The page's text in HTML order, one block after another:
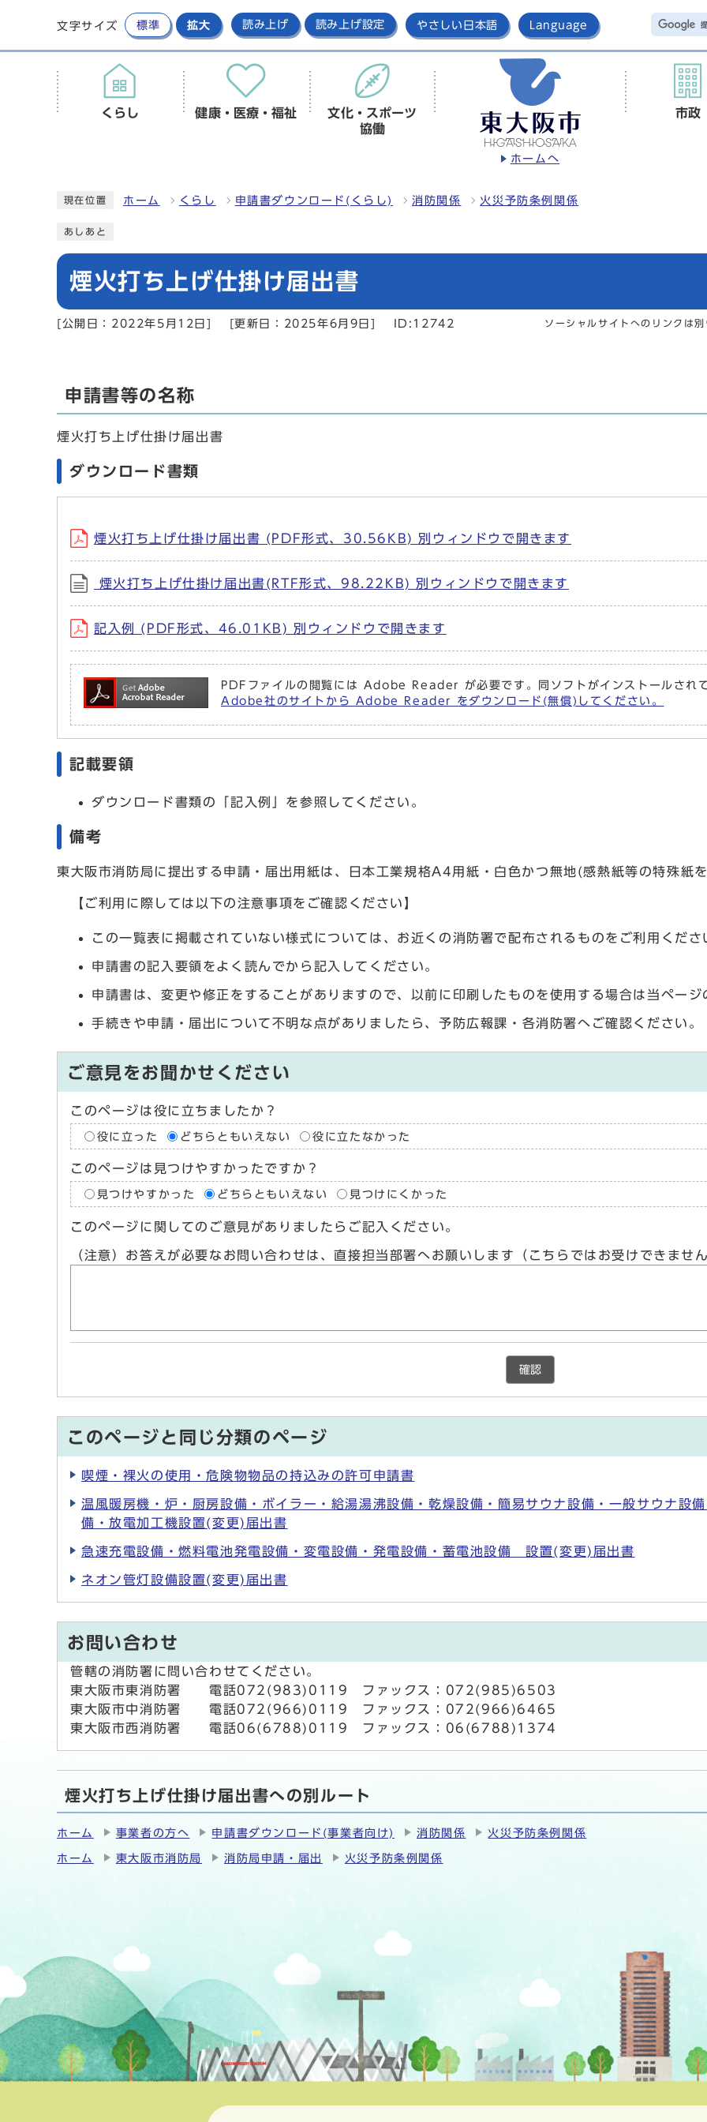
文字サイズ 標準 拡大 読み上げ 読み上げ設定 やさしい日本語 Language
ホームへ
くらし 健康・医療・福祉
文化・スポーツ
協働
市政
現在位置 ホーム くらし 申請書ダウンロード(くらし) 消防関係 火災予防条例関係
あしあと
煙火打ち上げ仕掛け届出書
[公開日：2022年5月12日] [更新日：2025年6月9日] ID:12742 ソーシャルサイトへのリンクは
申請書等の名称
煙火打ち上げ仕掛け届出書
ダウンロード書類
煙火打ち上げ仕掛け届出書 (PDF形式、30.56KB) 別ウィンドウで開きます
煙火打ち上げ仕掛け届出書(RTF形式、98.22KB) 別ウィンドウで開きます
記入例 (PDF形式、46.01KB) 別ウィンドウで開きます
PDFファイルの閲覧には Adobe Reader が必要です。同ソフトがインストールされ
Adobe社のサイトから Adobe Reader をダウンロード(無償)してください。
記載要領
ダウンロード書類の「記入例」を参照してください。
備考
東大阪市消防局に提出する申請・届出用紙は、日本工業規格A4用紙・白色かつ無地(感熱紙等の特殊紙
【ご利用に際しては以下の注意事項をご確認ください】
この一覧表に掲載されていない様式については、お近くの消防署で配布されるものをご利用くださ
申請書の記入要領をよく読んでから記入してください。
申請書は、変更や修正をすることがありますので、以前に印刷したものを使用する場合は当ペー
手続きや申請・届出について不明な点がありましたら、予防広報課・各消防署へご確認ください。
ご意見をお聞かせください
このページは役に立ちましたか？
役に立った どちらともいえない 役に立たなかった
このページは見つけやすかったですか？
見つけやすかった どちらともいえない 見つけにくかった
このページに関してのご意見がありましたらご記入ください。
（注意）お答えが必要なお問い合わせは、直接担当部署へお願いします（こちらではお受けできませ
確認
このページと同じ分類のページ
喫煙・裸火の使用・危険物物品の持込みの許可申請書
温風暖房機・炉・厨房設備・ボイラー・給湯湯沸設備・乾燥設備・簡易サウナ設備・一般サウナ設
備・放電加工機設置(変更)届出書
急速充電設備・燃料電池発電設備・変電設備・発電設備・蓄電池設備 設置(変更)届出書
ネオン管灯設備設置(変更)届出書
お問い合わせ
管轄の消防署に問い合わせてください。
東大阪市東消防署 電話072(983)0119 ファックス：072(985)6503
東大阪市中消防署 電話072(966)0119 ファックス：072(966)6465
東大阪市西消防署 電話06(6788)0119 ファックス：06(6788)1374
煙火打ち上げ仕掛け届出書への別ルート
ホーム 事業者の方へ 申請書ダウンロード(事業者向け) 消防関係 火災予防条例関係
ホーム 東大阪市消防局 消防局申請・届出 火災予防条例関係